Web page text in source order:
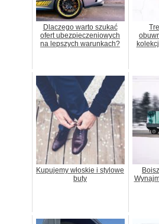
Dlaczego warto szukać
ofert ubezpieczeniowych
na lepszych warunkach?
Kupujemy włoskie i stylowe
buty